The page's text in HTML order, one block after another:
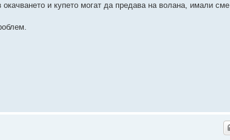
и купето могат да предава на волана, имали сме